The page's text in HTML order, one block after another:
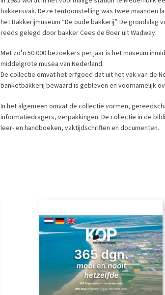
bakkersvak. Deze tentoonstelling was twee maanden
het Bakkerijmuseum “De oude bakkerij”. De
reeds gelegd door bakker Cees de Boer uit Wadway.
Met zo’n 50.000 bezoekers per jaar is het museum
middelgrote musea van Nederland.
De collectie omvat het erfgoed dat uit het vak van de
banketbakkerij bewaard is gebleven en voornamelijk
In het algemeen omvat de collectie vormen,
informatiedragers, verpakkingen. De collectie in de
leer- en handboeken, vaktijdschriften en documenten.